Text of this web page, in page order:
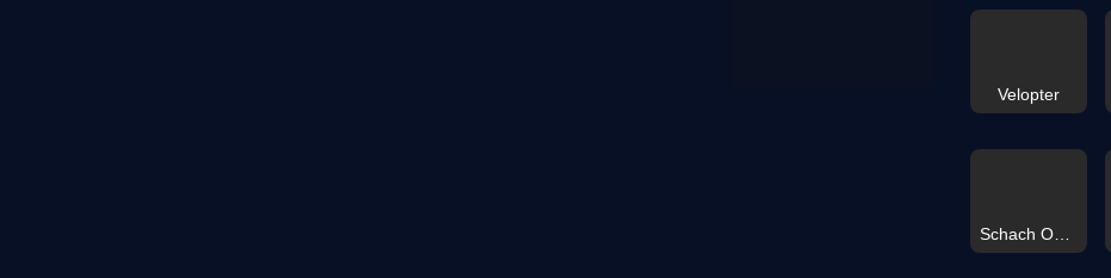
Velopter
Schach Online